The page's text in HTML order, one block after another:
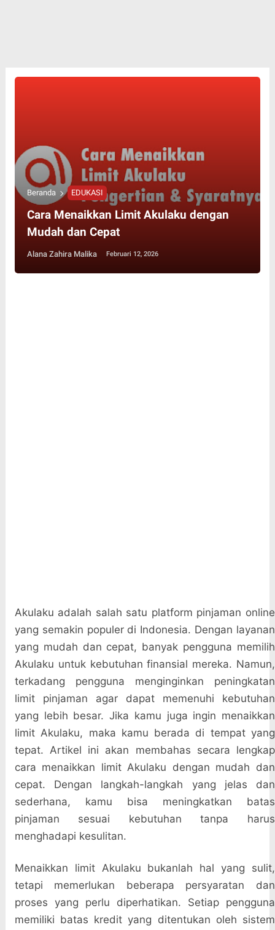
Beranda EDUKASI
Cara Menaikkan Limit Akulaku dengan
Mudah dan Cepat
Alana Zahira Malika Februari 12, 2026
Akulaku adalah salah satu platform pinjaman online
yang semakin populer di Indonesia. Dengan layanan
yang mudah dan cepat, banyak pengguna memilih
Akulaku untuk kebutuhan finansial mereka. Namun,
terkadang pengguna menginginkan peningkatan
limit pinjaman agar dapat memenuhi kebutuhan
yang lebih besar. Jika kamu juga ingin menaikkan
limit Akulaku, maka kamu berada di tempat yang
tepat. Artikel ini akan membahas secara lengkap
cara menaikkan limit Akulaku dengan mudah dan
cepat. Dengan langkah-langkah yang jelas dan
sederhana, kamu bisa meningkatkan batas
pinjaman sesuai kebutuhan tanpa harus
menghadapi kesulitan.
Menaikkan limit Akulaku bukanlah hal yang sulit,
tetapi memerlukan beberapa persyaratan dan
proses yang perlu diperhatikan. Setiap pengguna
memiliki batas kredit yang ditentukan oleh sistem